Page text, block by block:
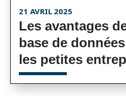
21 AVRIL 2025
Les avantages
base de
les petites